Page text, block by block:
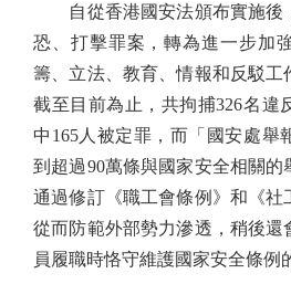
自從香港國安法頒布實施後
恐、打擊罪案，轉為進一步加
籌、立法、教育、情報和反駁工
截至目前為止，共拘捕326名違
中165人被定罪，而「國安處舉
到超過90萬條與國家安全相關
通過修訂《職工會條例》和《社
從而防範外部勢力滲透，稍後還
員履職時恪守維護國家安全條例